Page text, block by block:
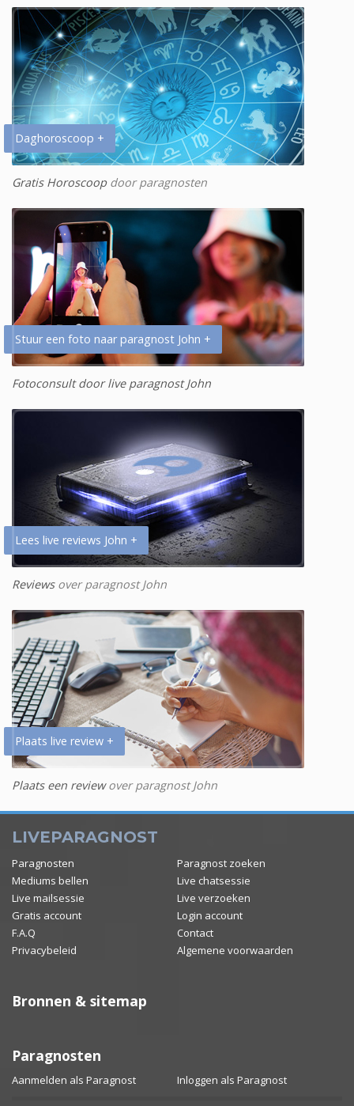
Daghoroscoop +
Gratis Horoscoopdoor paragnosten
Stuur een foto naar paragnost John +
Fotoconsult door live paragnost John
Lees live reviews John +
Reviewsover paragnost John
Plaats live review +
Plaats een reviewover paragnost John
LIVEPARAGNOST
Paragnosten
Paragnost zoeken
Mediums bellen
Live chatsessie
Live mailsessie
Live verzoeken
Gratis account
Login account
F.A.Q
Contact
Privacybeleid
Algemene voorwaarden
Bronnen & sitemap
Paragnosten
Aanmelden als Paragnost Inloggen als Paragnost